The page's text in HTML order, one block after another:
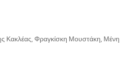
Κακλέας, Φραγκίσκη Μουστάκη, Μένη